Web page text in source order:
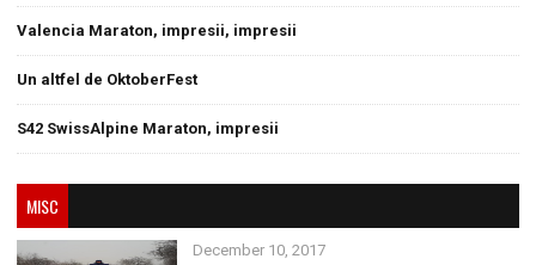
Valencia Maraton, impresii, impresii
Un altfel de OktoberFest
S42 SwissAlpine Maraton, impresii
MISC
December 10, 2017